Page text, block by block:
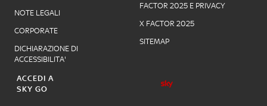
NOTE LEGALI
CORPORATE
DICHIARAZIONE DI
ACCESSIBILITA'
FACTOR 2025 E PRIVACY
X FACTOR 2025
SITEMAP
ACCEDI A
SKY GO